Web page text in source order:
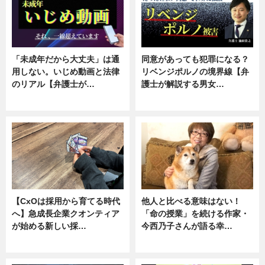
「未成年だから大丈夫」は通
用しない。いじめ動画と法律
のリアル【弁護士が…
同意があっても犯罪になる？
リベンジポルノの境界線【弁
護士が解説する男女…
【CxOは採用から育てる時代
へ】急成長企業クオンティア
が始める新しい採…
他人と比べる意味はない！
「命の授業」を続ける作家・
今西乃子さんが語る幸…